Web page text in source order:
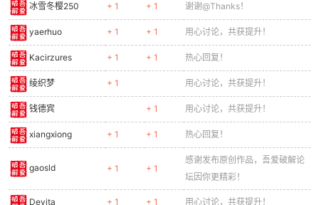
冰雪冬樱250 + 1 + 1 谢谢@Thanks！
yaerhuo + 1 + 1 用心讨论，共获提升！
Kacirzures + 1 + 1 热心回复！
绫织梦 + 1 用心讨论，共获提升！
钱德宾 + 1 用心讨论，共获提升！
xiangxiong + 1 + 1 热心回复！
gaosld + 1 + 1
感谢发布原创作品，吾爱破解论
坛因你更精彩！
Devita + 1 + 1 用心讨论，共获提升！